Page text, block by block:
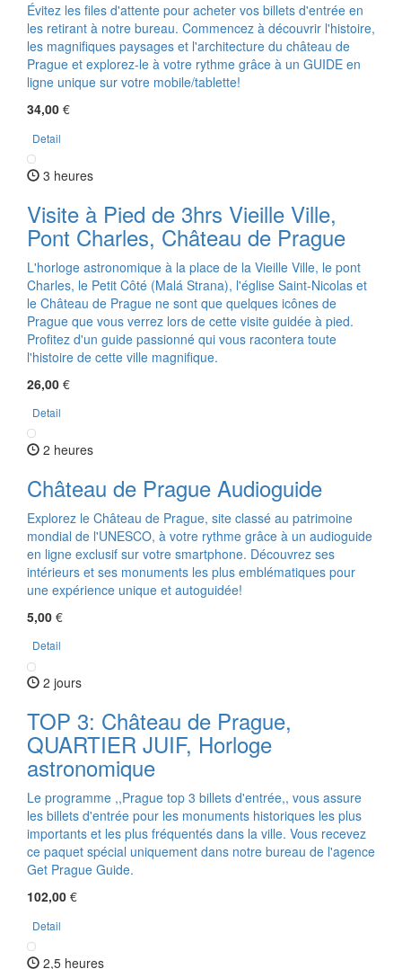
Évitez les files d'attente pour acheter vos billets d'entrée en
les retirant à notre bureau. Commencez à découvrir l'histoire,
les magnifiques paysages et l'architecture du château de
Prague et explorez-le à votre rythme grâce à un GUIDE en
ligne unique sur votre mobile/tablette!
34,00 €
Detail
3 heures
Visite à Pied de 3hrs Vieille Ville,
Pont Charles, Château de Prague
L'horloge astronomique à la place de la Vieille Ville, le pont
Charles, le Petit Côté (Malá Strana), l'église Saint-Nicolas et
le Château de Prague ne sont que quelques icônes de
Prague que vous verrez lors de cette visite guidée à pied.
Profitez d'un guide passionné qui vous racontera toute
l'histoire de cette ville magnifique.
26,00 €
Detail
2 heures
Château de Prague Audioguide
Explorez le Château de Prague, site classé au patrimoine
mondial de l'UNESCO, à votre rythme grâce à un audioguide
en ligne exclusif sur votre smartphone. Découvrez ses
intérieurs et ses monuments les plus emblématiques pour
une expérience unique et autoguidée!
5,00 €
Detail
2 jours
TOP 3: Château de Prague,
QUARTIER JUIF, Horloge
astronomique
Le programme ,,Prague top 3 billets d'entrée,, vous assure
les billets d'entrée pour les monuments historiques les plus
importants et les plus fréquentés dans la ville. Vous recevez
ce paquet spécial uniquement dans notre bureau de l'agence
Get Prague Guide.
102,00 €
Detail
2,5 heures